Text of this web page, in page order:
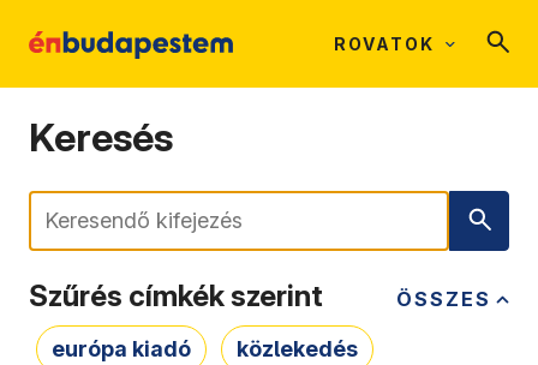
ROVATOK
Keresés
Keresés
ÖSSZES
Szűrés címkék szerint
európa kiadó közlekedés